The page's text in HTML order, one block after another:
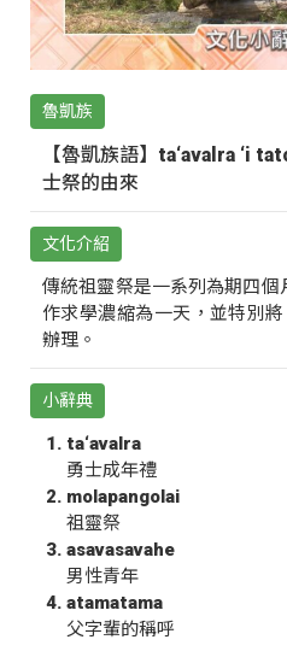
魯凱族
【魯凱族語】ta‘avalra ‘i
士祭的由來
文化介紹
傳統祖靈祭是一系列為期四
作求學濃縮為一天，並特別
辦理。
小辭典
ta‘avalra
勇士成年禮
molapangolai
祖靈祭
asavasavahe
男性青年
atamatama
父字輩的稱呼